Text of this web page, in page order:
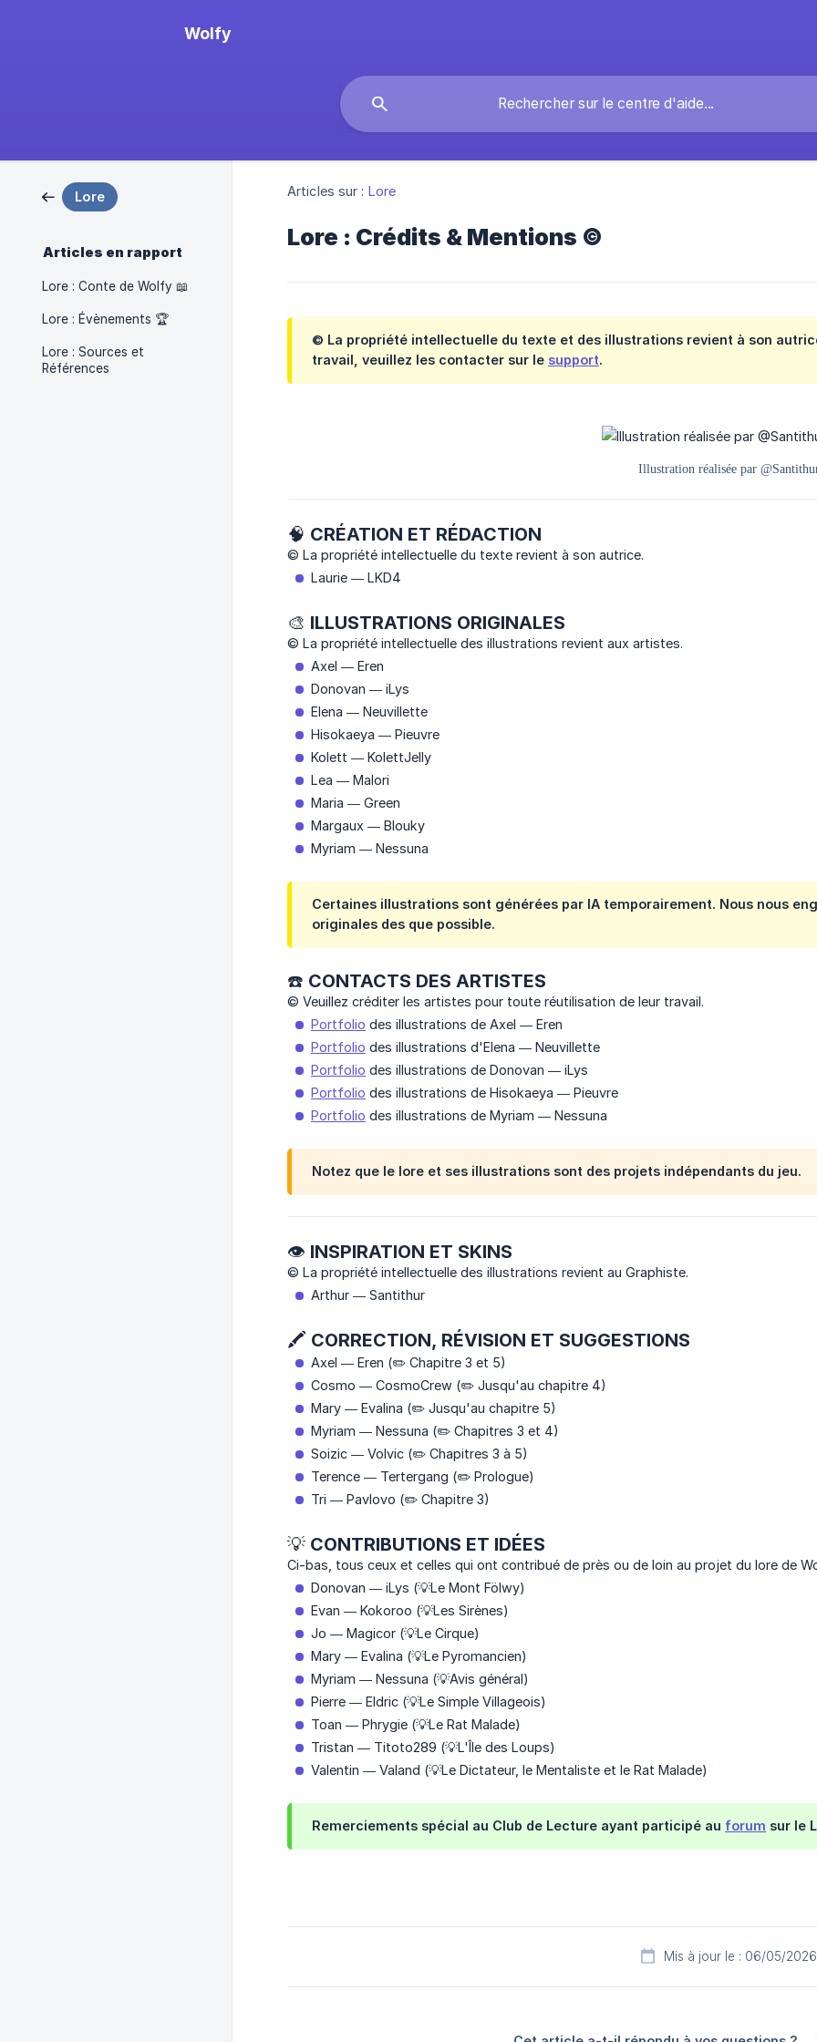
Wolfy
Lore
Articles en rapport
Lore : Conte de Wolfy 📖
Lore : Évènements 🏆
Lore : Sources et
Références
Articles sur : Lore
Lore : Crédits & Mentions ©
© La propriété intellectuelle du texte et des illustrations revient à son
travail, veuillez les contacter sur le support.
🧠 CRÉATION ET RÉDACTION
© La propriété intellectuelle du texte revient à son autrice.
Laurie — LKD4
🎨 ILLUSTRATIONS ORIGINALES
© La propriété intellectuelle des illustrations revient aux artistes.
Axel — Eren
Donovan — iLys
Elena — Neuvillette
Hisokaeya — Pieuvre
Kolett — KolettJelly
Lea — Malori
Maria — Green
Margaux — Blouky
Myriam — Nessuna
Certaines illustrations sont générées par IA temporairement. Nous nous
originales des que possible.
☎️ CONTACTS DES ARTISTES
© Veuillez créditer les artistes pour toute réutilisation de leur travail.
Portfolio des illustrations de Axel — Eren
Portfolio des illustrations d'Elena — Neuvillette
Portfolio des illustrations de Donovan — iLys
Portfolio des illustrations de Hisokaeya — Pieuvre
Portfolio des illustrations de Myriam — Nessuna
Notez que le lore et ses illustrations sont des projets indépendants du jeu.
👁 INSPIRATION ET SKINS
© La propriété intellectuelle des illustrations revient au Graphiste.
Arthur — Santithur
🖍 CORRECTION, RÉVISION ET SUGGESTIONS
Axel — Eren (✏️ Chapitre 3 et 5)
Cosmo — CosmoCrew (✏️ Jusqu'au chapitre 4)
Mary — Evalina (✏️ Jusqu'au chapitre 5)
Myriam — Nessuna (✏️ Chapitres 3 et 4)
Soizic — Volvic (✏️ Chapitres 3 à 5)
Terence — Tertergang (✏️ Prologue)
Tri — Pavlovo (✏️ Chapitre 3)
💡 CONTRIBUTIONS ET IDÉES
Ci-bas, tous ceux et celles qui ont contribué de près ou de loin au projet du lore de
Donovan — iLys (💡Le Mont Fölwy)
Evan — Kokoroo (💡Les Sirènes)
Jo — Magicor (💡Le Cirque)
Mary — EvaIina (💡Le Pyromancien)
Myriam — Nessuna (💡Avis général)
Pierre — Eldric (💡Le Simple Villageois)
Toan — Phrygie (💡Le Rat Malade)
Tristan — Titoto289 (💡L'Île des Loups)
Valentin — Valand (💡Le Dictateur, le Mentaliste et le Rat Malade)
Remerciements spécial au Club de Lecture ayant participé au forum sur le
Mis à jour le : 06/05/2026